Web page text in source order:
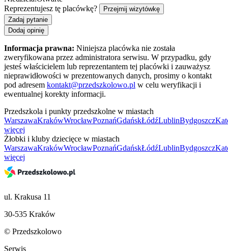
Reprezentujesz tę placówkę?
Przejmij wizytówkę
Zadaj pytanie
Dodaj opinię
Informacja prawna: Niniejsza placówka nie została
zweryfikowana przez administratora serwisu. W przypadku, gdy
jesteś właścicielem lub reprezentantem tej placówki i zauważysz
nieprawidłowości w prezentowanych danych, prosimy o kontakt
pod adresem kontakt@przedszkolowo.pl w celu weryfikacji i
ewentualnej korekty informacji.
Przedszkola i punkty przedszkolne w miastach
WarszawaKrakówWrocławPoznańGdańskŁódźLublinBydgoszcz
więcej
Żłobki i kluby dziecięce w miastach
WarszawaKrakówWrocławPoznańGdańskŁódźLublinBydgoszcz
więcej
ul. Krakusa 11
30-535 Kraków
© Przedszkolowo
Serwis